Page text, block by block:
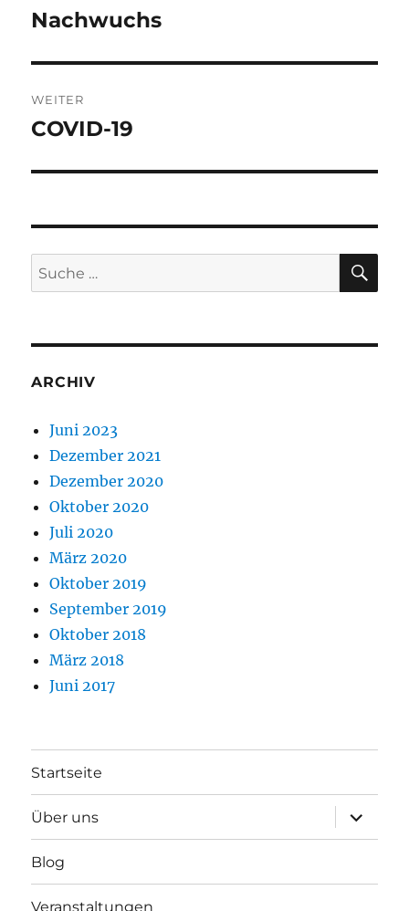
Vorheriger
Nachwuchs
WEITER
Nächster
COVID-19
Suche
nach:
ARCHIV
Juni 2023
Dezember 2021
Dezember 2020
Oktober 2020
Juli 2020
März 2020
Oktober 2019
September 2019
Oktober 2018
März 2018
Juni 2017
Startseite
Über uns
anzeigen
Blog
Veranstaltungen